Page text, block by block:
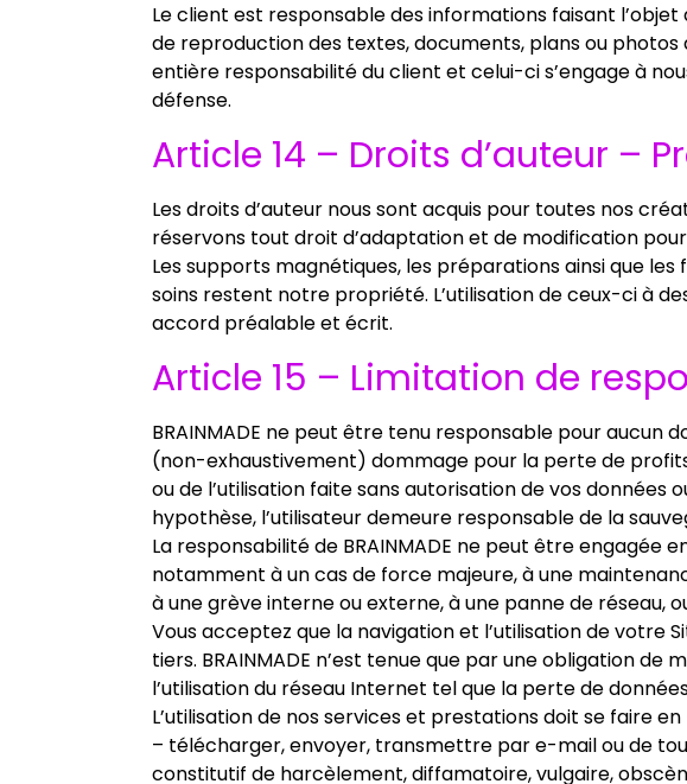
Le client est responsable des informations faisant
de reproduction des textes, documents, plans ou photos
entière responsabilité du client et celui-ci s’engage à
défense.
Article 14 – Droits d’auteur –
Les droits d’auteur nous sont acquis pour toutes nos
réservons tout droit d’adaptation et de modification
Les supports magnétiques, les préparations ainsi que
soins restent notre propriété. L’utilisation de ceux-ci à
accord préalable et écrit.
Article 15 – Limitation de
BRAINMADE ne peut être tenu responsable pour
(non-exhaustivement) dommage pour la perte de
ou de l’utilisation faite sans autorisation de vos
hypothèse, l’utilisateur demeure responsable de la
La responsabilité de BRAINMADE ne peut être engagée
notamment à un cas de force majeure, à une
à une grève interne ou externe, à une panne de réseau,
Vous acceptez que la navigation et l’utilisation de votre
tiers. BRAINMADE n’est tenue que par une obligation
l’utilisation du réseau Internet tel que la perte de
L’utilisation de nos services et prestations doit se faire
– télécharger, envoyer, transmettre par e-mail ou de
constitutif de harcèlement, diffamatoire, vulgaire,